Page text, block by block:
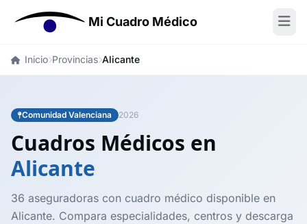
Mi Cuadro Médico
Inicio Provincias Alicante
Comunidad Valenciana 2026
Cuadros Médicos en
Alicante
36 aseguradoras con cuadro médico disponible en
Alicante. Compara especialidades, centros y descarga